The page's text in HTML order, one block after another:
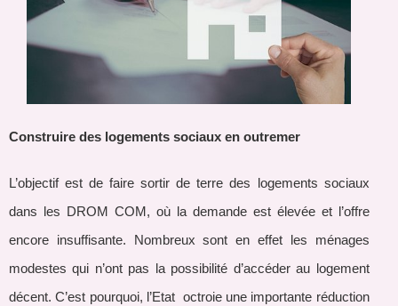
Construire des logements sociaux en outremer
L’objectif est de faire sortir de terre des logements sociaux
dans les DROM COM, où la demande est élevée et l’offre
encore insuffisante. Nombreux sont en effet les ménages
modestes qui n’ont pas la possibilité d’accéder au logement
décent. C’est pourquoi, l’Etat octroie une importante réduction